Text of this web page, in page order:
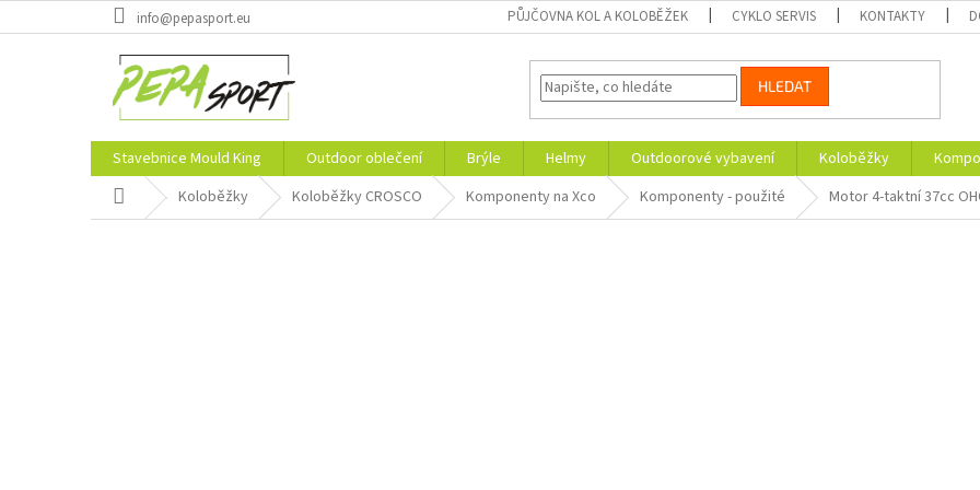
na
info@pepasport.eu PŮJČOVNA KOL A KOLOBĚŽEK CYKLO SERVIS KONTAKTY
HLEDAT
Stavebnice Mould King Outdoor oblečení Brýle Helmy Outdoorové vybavení Koloběžky
Domů Koloběžky Koloběžky CROSCO Komponenty na Xco Komponenty - použité Motor 4-taktní 37cc